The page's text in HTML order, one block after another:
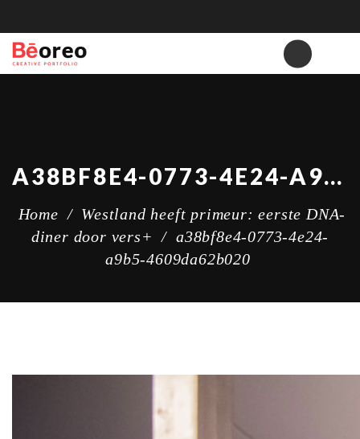
A38BF8E4-0773-4E24-A9B5-4609DA62B020
Home / Westland heeft primeur: eerste DNA-
diner door vers+ / a38bf8e4-0773-4e24-
a9b5-4609da62b020